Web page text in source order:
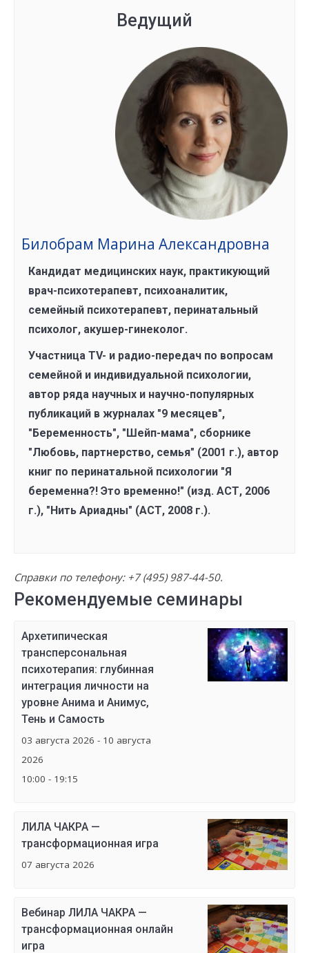
Ведущий
Билобрам Марина Александровна
Кандидат медицинских наук, практикующий
врач-психотерапевт, психоаналитик,
семейный психотерапевт, перинатальный
психолог, акушер-гинеколог.
Участница ТV- и радио-передач по вопросам
семейной и индивидуальной психологии,
автор ряда научных и научно-популярных
публикаций в журналах "9 месяцев",
"Беременность", "Шейп-мама", сборнике
"Любовь, партнерство, семья" (2001 г.), автор
книг по перинатальной психологии "Я
беременна?! Это временно!" (изд. АСТ, 2006
г.), "Нить Ариадны" (АСТ, 2008 г.).
Справки по телефону: +7 (495) 987-44-50.
Рекомендуемые семинары
Архетипическая
трансперсональная
психотерапия: глубинная
интеграция личности на
уровне Анима и Анимус,
Тень и Самость
03 августа 2026 - 10 августа
2026
10:00 - 19:15
ЛИЛА ЧАКРА —
трансформационная игра
07 августа 2026
Вебинар ЛИЛА ЧАКРА —
трансформационная онлайн
игра